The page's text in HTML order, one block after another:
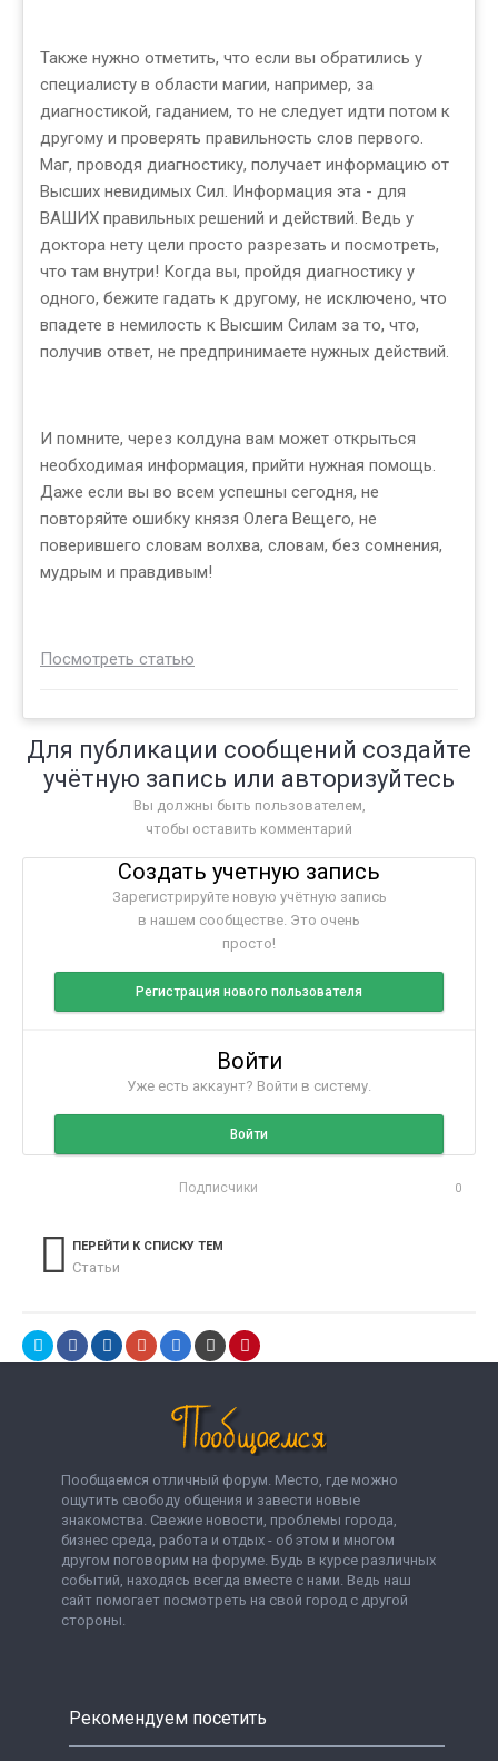
Также нужно отметить, что если вы обратились у
специалисту в области магии, например, за
диагностикой, гаданием, то не следует идти потом к
другому и проверять правильность слов первого.
Маг, проводя диагностику, получает информацию от
Высших невидимых Сил. Информация эта - для
ВАШИХ правильных решений и действий. Ведь у
доктора нету цели просто разрезать и посмотреть,
что там внутри! Когда вы, пройдя диагностику у
одного, бежите гадать к другому, не исключено, что
впадете в немилость к Высшим Силам за то, что,
получив ответ, не предпринимаете нужных действий.
И помните, через колдуна вам может открыться
необходимая информация, прийти нужная помощь.
Даже если вы во всем успешны сегодня, не
повторяйте ошибку князя Олега Вещего, не
поверившего словам волхва, словам, без сомнения,
мудрым и правдивым!
Посмотреть статью
Для публикации сообщений создайте
учётную запись или авторизуйтесь
Вы должны быть пользователем,
чтобы оставить комментарий
Создать учетную запись
Зарегистрируйте новую учётную запись
в нашем сообществе. Это очень
просто!
Регистрация нового пользователя
Войти
Уже есть аккаунт? Войти в систему.
Войти
Подписчики 0
ПЕРЕЙТИ К СПИСКУ ТЕМ
Статьи
Пообщаемся отличный форум. Место, где можно
ощутить свободу общения и завести новые
знакомства. Свежие новости, проблемы города,
бизнес среда, работа и отдых - об этом и многом
другом поговорим на форуме. Будь в курсе различных
событий, находясь всегда вместе с нами. Ведь наш
сайт помогает посмотреть на свой город с другой
стороны.
Рекомендуем посетить